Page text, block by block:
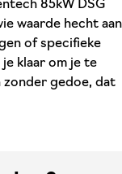
85kW DSG
waarde hecht aan
of specifieke
klaar om je te
zonder gedoe, dat